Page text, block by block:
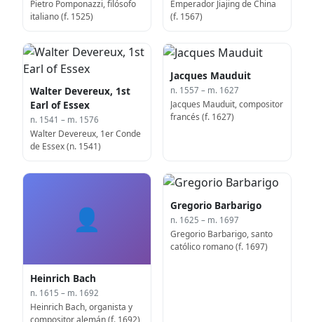
Pietro Pomponazzi, filósofo
italiano (f. 1525)
Emperador Jiajing de China
(f. 1567)
Walter Devereux, 1st
Earl of Essex
n. 1541 – m. 1576
Walter Devereux, 1er Conde
de Essex (n. 1541)
Jacques Mauduit
n. 1557 – m. 1627
Jacques Mauduit, compositor
francés (f. 1627)
👤
Heinrich Bach
n. 1615 – m. 1692
Heinrich Bach, organista y
compositor alemán (f. 1692)
Gregorio Barbarigo
n. 1625 – m. 1697
Gregorio Barbarigo, santo
católico romano (f. 1697)